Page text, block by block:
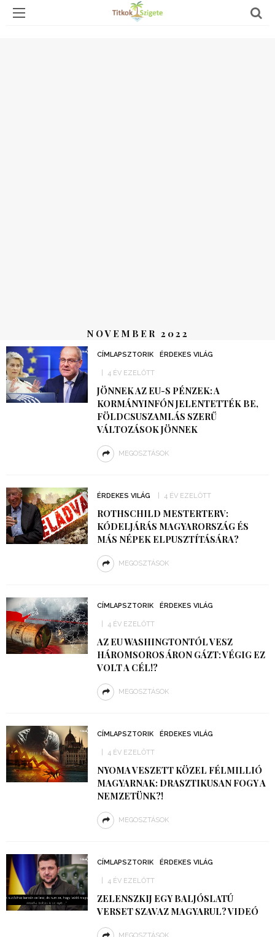
NOVEMBER 2022
CÍMLAPSZTORIK ÉRDEKES VILÁG
4 ÉV EZELŐTT
JÖNNEK AZ EU-S PÉNZEK: A
KORMÁNYINFÓN JELENTETTÉK BE,
FÖLDCSUSZAMLÁS SZERŰ
VÁLTOZÁSOK JÖNNEK
MEGOSZTÁSOK
ÉRDEKES VILÁG 4 ÉV EZELŐTT
​ROTHSCHILD MESTERTERV:
KÓDELJÁRÁS MAGYARORSZÁG ÉS
MÁS NÉPEK ELPUSZTÍTÁSÁRA?
MEGOSZTÁSOK
CÍMLAPSZTORIK ÉRDEKES VILÁG
4 ÉV EZELŐTT
AZ EU WASHINGTONTÓL VESZ
HÁROMSOROS ÁRON GÁZT: VÉGIG EZ
VOLT A CÉL!?
MEGOSZTÁSOK
CÍMLAPSZTORIK ÉRDEKES VILÁG
4 ÉV EZELŐTT
NYOMA VESZETT KÖZEL FÉLMILLIÓ
MAGYARNAK: DRASZTIKUSAN FOGY A
NEMZETÜNK?!
MEGOSZTÁSOK
CÍMLAPSZTORIK ÉRDEKES VILÁG
4 ÉV EZELŐTT
ZELENSZKIJ EGY BALJÓSLATÚ
VERSET SZAVAZ MAGYARUL? VIDEÓ